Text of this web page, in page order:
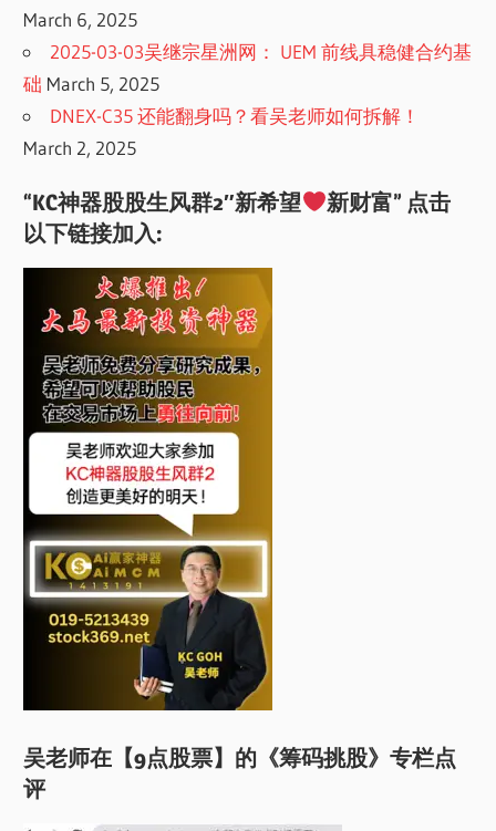
March 6, 2025
2025-03-03吴继宗星洲网： UEM 前线具稳健合约基
础 March 5, 2025
DNEX-C35 还能翻身吗？看吴老师如何拆解！
March 2, 2025
“KC神器股股生风群2″新希望
新财富” 点击
以下链接加入:
吴老师在【9点股票】的《筹码挑股》专栏点
评